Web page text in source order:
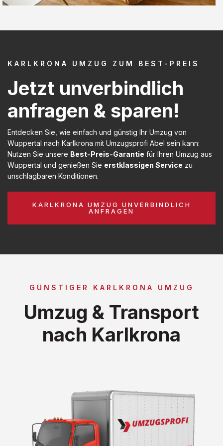
KARLKRONA UMZUG ZUM BEST-PREIS
Jetzt unverbindlich
anfragen & sparen!
Entdecken Sie, wie einfach und günstig Ihr Umzug von
Wuppertal nach Karlkrona mit Umzugsprofi Abel sein kann:
Nutzen Sie unsere Best-Preis-Garantie für Ihren Umzug aus
Wuppertal und genießen Sie erstklassigen Service zu
unschlagbaren Konditionen.
KARLKRONA UMZUG UNVERBINDLICH
ANFRAGEN
GÜNSTIGER KARLKRONA UMZUG
Umzug & Transport
nach Karlkrona